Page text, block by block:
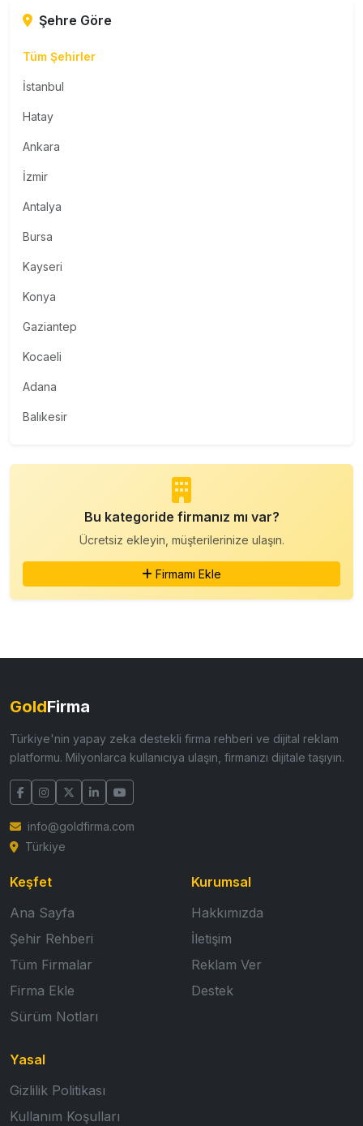
Şehre Göre
Tüm Şehirler
İstanbul
Hatay
Ankara
İzmir
Antalya
Bursa
Kayseri
Konya
Gaziantep
Kocaeli
Adana
Balıkesir
Bu kategoride firmanız mı var?
Ücretsiz ekleyin, müşterilerinize ulaşın.
Firmamı Ekle
GoldFirma
Türkiye'nin yapay zeka destekli firma rehberi ve dijital reklam
platformu. Milyonlarca kullanıcıya ulaşın, firmanızı dijitale taşıyın.
info@goldfirma.com
Türkiye
Keşfet
Ana Sayfa
Şehir Rehberi
Tüm Firmalar
Firma Ekle
Sürüm Notları
Kurumsal
Hakkımızda
İletişim
Reklam Ver
Destek
Yasal
Gizlilik Politikası
Kullanım Koşulları